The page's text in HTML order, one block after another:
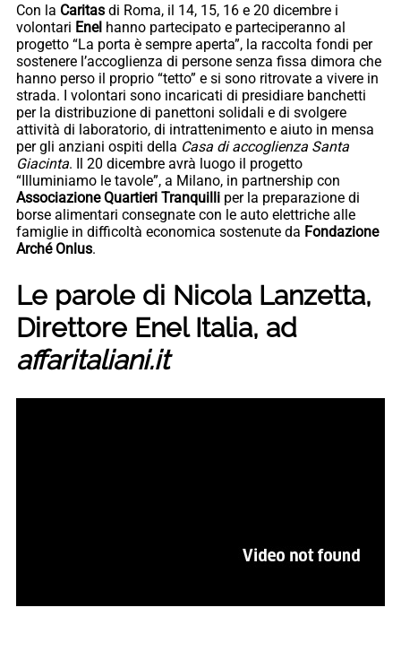
Con la Caritas di Roma, il 14, 15, 16 e 20 dicembre i
volontari Enel hanno partecipato e parteciperanno al
progetto “La porta è sempre aperta”, la raccolta fondi per
sostenere l’accoglienza di persone senza fissa dimora che
hanno perso il proprio “tetto” e si sono ritrovate a vivere in
strada. I volontari sono incaricati di presidiare banchetti
per la distribuzione di panettoni solidali e di svolgere
attività di laboratorio, di intrattenimento e aiuto in mensa
per gli anziani ospiti della Casa di accoglienza Santa
Giacinta. Il 20 dicembre avrà luogo il progetto
“Illuminiamo le tavole”, a Milano, in partnership con
Associazione Quartieri Tranquilli per la preparazione di
borse alimentari consegnate con le auto elettriche alle
famiglie in difficoltà economica sostenute da Fondazione
Arché Onlus.
Le parole di Nicola Lanzetta,
Direttore Enel Italia, ad
affaritaliani.it